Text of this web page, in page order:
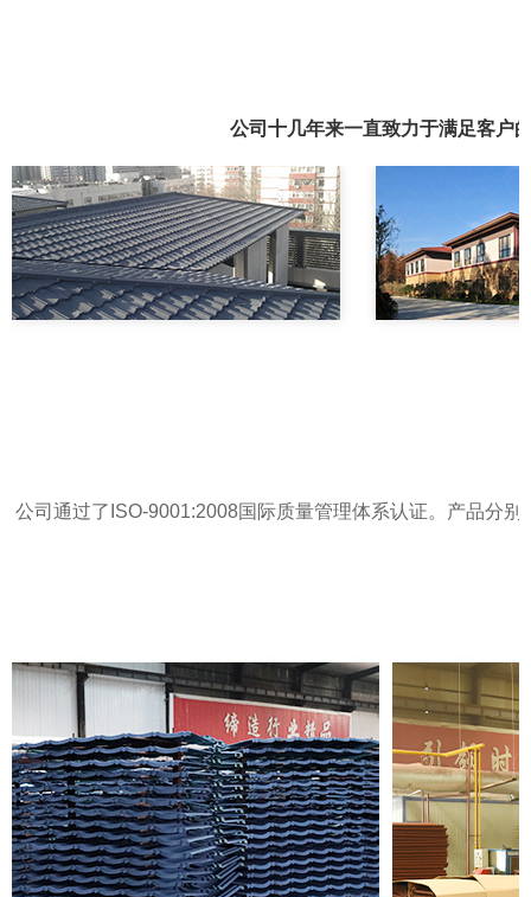
公司十几年来一直致力于满足客户
公司通过了ISO-9001:2008国际质量管理体系认证。产品分